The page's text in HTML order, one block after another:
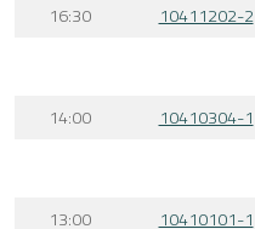
16:30
10411202-2
14:00
10410304-1
13:00
10410101-1